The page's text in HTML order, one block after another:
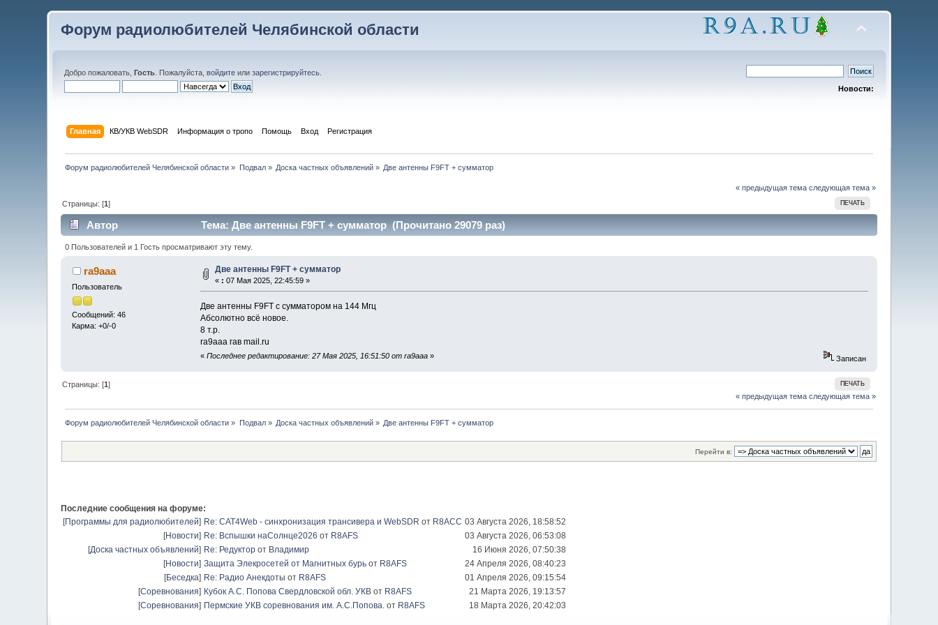
Форум радиолюбителей Челябинской области
Добро пожаловать,Гость . Пожалуйста,войдите илизарегистрируйтесь
Новости:
Главная КВ/УКВ WebSDR Информация о тропо Помощь Вход Регистрация
Форум радиолюбителей Челябинской области » Подвал» Доска частных объявлений » Две антенны F9FT + сумматор
« предыдущая тема следующая тема »
ПЕЧАТЬ
Страницы: [1]
Автор Тема: Две антенны F9FT + сумматор (Прочитано 29079 раз)
0 Пользователей и 1 Гость просматривают эту тему.
ra9aaa
Пользователь
Сообщений: 46
Карма: +0/-0
Две антенны F9FT + сумматор
« : 07 Мая 2025, 22:45:59 »
Две антенны F9FT с сумматором на 144 Мгц
Абсолютно всё новое.
8 т.р.
ra9aaa гав mail.ru
« Последнее редактирование: 27 Мая 2025, 16:51:50 от ra9aaa» Записан
ПЕЧАТЬ
Страницы: [1]
« предыдущая тема следующая тема »
Форум радиолюбителей Челябинской области » Подвал» Доска частных объявлений » Две антенны F9FT + сумматор
Перейти в:
Последние сообщения на форуме:
[Программы для радиолюбителей] Re: CAT4Web - синхронизация трансивера и WebSDR от R8ACC 03 Августа 2026, 18:58:52
[Новости] Re: Вспышки наСолнце2026 от R8AFS
03 Августа 2026, 06:53:08
[Доска частных объявлений] Re: Редуктор от Владимир
16 Июня 2026, 07:50:38
[Новости] Защита Элекросетей от Магнитных бурь от R8AFS
24 Апреля 2026, 08:40:23
[Беседка] Re: Радио Анекдоты от R8AFS
01 Апреля 2026, 09:15:54
[Соревнования] Кубок А.С. Попова Свердловской обл. УКВ от R8AFS
21 Марта 2026, 19:13:57
[Соревнования] Пермские УКВ соревнования им. А.С.Попова. от R8AFS 18 Марта 2026, 20:42:03